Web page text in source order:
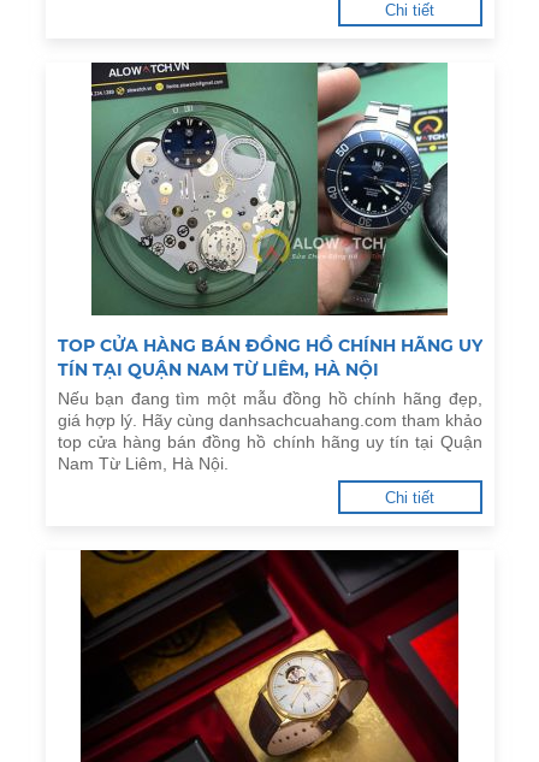
Chi tiết
TOP CỬA HÀNG BÁN ĐỒNG HỒ CHÍNH HÃNG UY
TÍN TẠI QUẬN NAM TỪ LIÊM, HÀ NỘI
Nếu bạn đang tìm một mẫu đồng hồ chính hãng đẹp,
giá hợp lý. Hãy cùng danhsachcuahang.com tham khảo
top cửa hàng bán đồng hồ chính hãng uy tín tại Quận
Nam Từ Liêm, Hà Nội.
Chi tiết